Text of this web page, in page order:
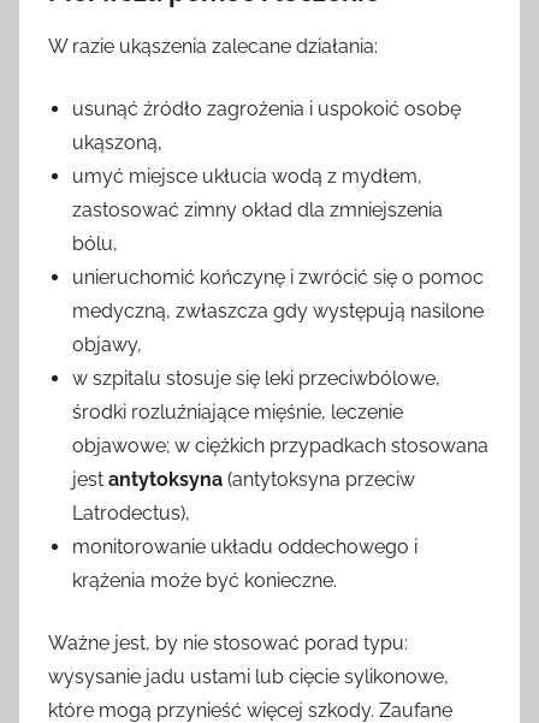
W razie ukąszenia zalecane działania:
usunąć źródło zagrożenia i uspokoić osobę
ukąszoną,
umyć miejsce ukłucia wodą z mydłem,
zastosować zimny okład dla zmniejszenia
bólu,
unieruchomić kończynę i zwrócić się o pomoc
medyczną, zwłaszcza gdy występują nasilone
objawy,
w szpitalu stosuje się leki przeciwbólowe,
środki rozluźniające mięśnie, leczenie
objawowe; w ciężkich przypadkach stosowana
jest antytoksyna (antytoksyna przeciw
Latrodectus),
monitorowanie układu oddechowego i
krążenia może być konieczne.
Ważne jest, by nie stosować porad typu:
wysysanie jadu ustami lub cięcie sylikonowe,
które mogą przynieść więcej szkody. Zaufane